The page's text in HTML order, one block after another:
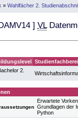
» Wahlfächer 2.
] VL
2.
Erwartete
Grundlagen der
Python